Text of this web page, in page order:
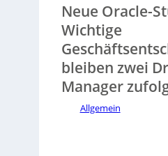
Neue Oracle-
Wichtige
bleiben zwei
Manager
Allgemein